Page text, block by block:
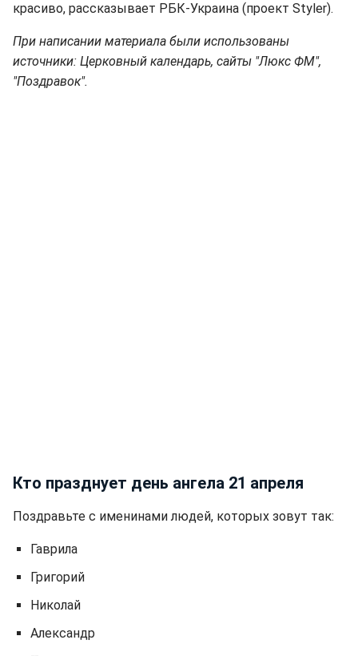
красиво, рассказывает РБК-Украина (проект Styler).
При написании материала были использованы
источники: Церковный календарь, сайты "Люкс ФМ",
"Поздравок".
Кто празднует день ангела 21 апреля
Поздравьте с именинами людей, которых зовут так:
Гаврила
Григорий
Николай
Александр